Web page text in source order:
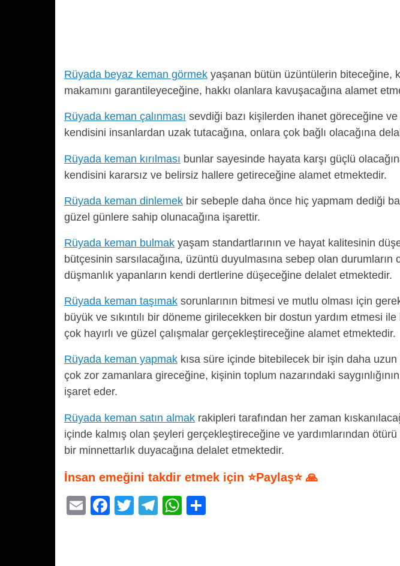
Rüyada beyaz keman görmek yaşanan bütün üzüntülerin biteceğine,
makamını garantileyeceğine, hakkı olanlara kavuşacağına alamet
Rüyada keman çalınması sevdiği bazı kişilerden ihanet göreceğine
kendisini insanlardan uzak tutacağına, onlara çok bağlı olacağına
Rüyada keman kırılması bunlar sayesinde hayata karşı güçlü
kendisini kararsız ve belirsiz hallere getireceğine alamet etmektedir.
Rüyada keman dinlemek bir sebeple daha önce hiç yapmam dediği
güzel günlere sahip olunacağına işarettir.
Rüyada keman bulmak yaşam standartlarının ve hayat kalitesinin
bütçesinin sarsılacağına, üzüntü duyulmasına sebep olan durumların
düşmanlık yapanların kendi dertlerine düşeceğine delalet etmektedir.
Rüyada keman taşımak sorunlarının bitmesi ve mutlu olması için
büyük ve sıkıntılı bir döneme girilecekken bir dostun yardım etmesi
çok hayırlı ve güzel çalışmalar gerçekleştireceğine alamet etmektedir.
Rüyada keman yapmak kısa süre içinde bitebilecek bir işin daha
çok zor zamanlara gireceğine, kişinin toplum nazarındaki
işaret eder.
Rüyada keman satın almak rakipleri tarafından her zaman
içinde kalmış olan şeyleri gerçekleştireceğine ve yardımlarından
bir minnettarlık duyacağına delalet etmektedir.
İnsan emeğini takdir etmek için ⭐Paylaş⭐ 🙏
E
F
T
T
W